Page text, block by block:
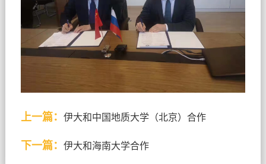
上一篇： 伊大和中国地质大学（北京）合作
下一篇： 伊大和海南大学合作